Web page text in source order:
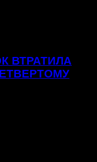
ВТРАТИЛА